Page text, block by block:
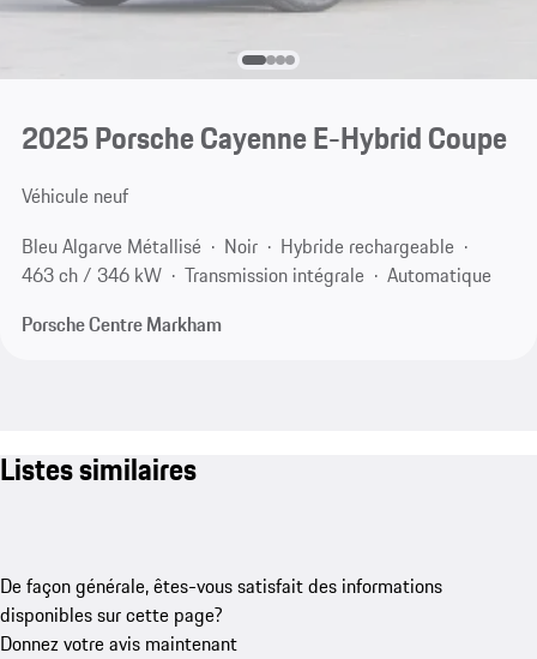
2025 Porsche Cayenne E-Hybrid Coupe
Véhicule neuf
Bleu Algarve Métallisé
Noir
Hybride rechargeable
463 ch / 346 kW
Transmission intégrale
Automatique
Porsche Centre Markham
Listes similaires
De façon générale, êtes-vous satisfait des informations
disponibles sur cette page?
Donnez votre avis maintenant